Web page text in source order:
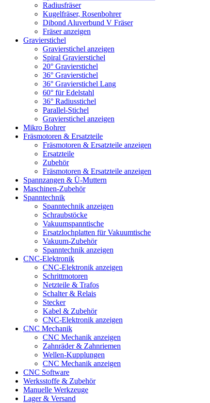
Radiusfräser
Kugelfräser, Rosenbohrer
Dibond Aluverbund V Fräser
Fräser anzeigen
Gravierstichel
Gravierstichel anzeigen
Spiral Gravierstichel
20° Gravierstichel
36° Gravierstichel
36° Gravierstichel Lang
60° für Edelstahl
36° Radiusstichel
Parallel-Stichel
Gravierstichel anzeigen
Mikro Bohrer
Fräsmotoren & Ersatzteile
Fräsmotoren & Ersatzteile anzeigen
Ersatzteile
Zubehör
Fräsmotoren & Ersatzteile anzeigen
Spannzangen & Ü-Muttern
Maschinen-Zubehör
Spanntechnik
Spanntechnik anzeigen
Schraubstöcke
Vakuumspanntische
Ersatzlochplatten für Vakuumtische
Vakuum-Zubehör
Spanntechnik anzeigen
CNC-Elektronik
CNC-Elektronik anzeigen
Schrittmotoren
Netzteile & Trafos
Schalter & Relais
Stecker
Kabel & Zubehör
CNC-Elektronik anzeigen
CNC Mechanik
CNC Mechanik anzeigen
Zahnräder & Zahnriemen
Wellen-Kupplungen
CNC Mechanik anzeigen
CNC Software
Werksstoffe & Zubehör
Manuelle Werkzeuge
Lager & Versand